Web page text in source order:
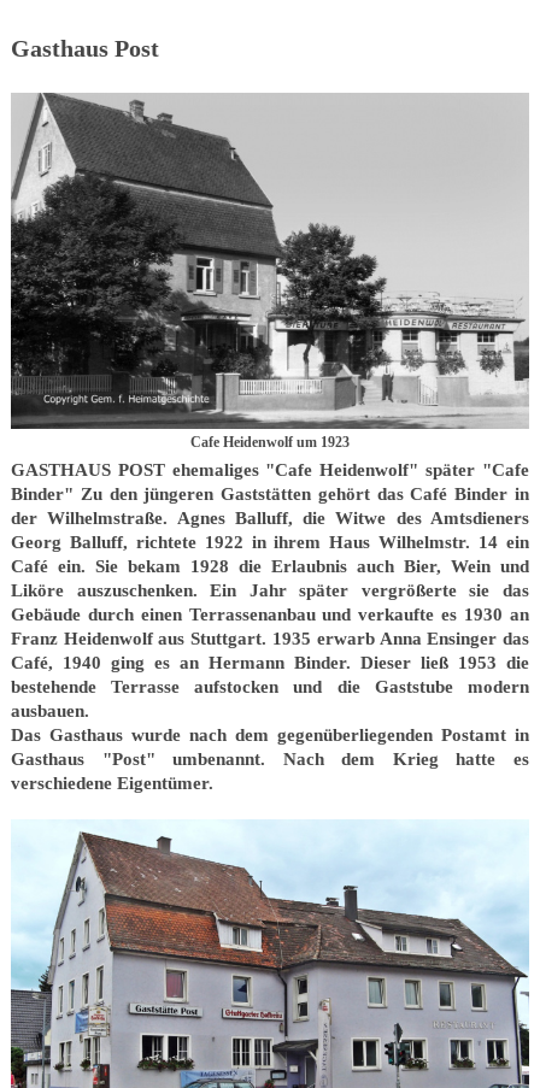
Gasthaus Post
Cafe Heidenwolf um 1923
GASTHAUS POST ehemaliges "Cafe Heidenwolf" später "Cafe
Binder" Zu den jüngeren Gaststätten gehört das Café Binder in
der Wilhelmstraße. Agnes Balluff, die Witwe des Amtsdieners
Georg Balluff, richtete 1922 in ihrem Haus Wilhelmstr. 14 ein
Café ein. Sie bekam 1928 die Erlaubnis auch Bier, Wein und
Liköre auszuschenken. Ein Jahr später vergrößerte sie das
Gebäude durch einen Terrassenanbau und verkaufte es 1930 an
Franz Heidenwolf aus Stuttgart. 1935 erwarb Anna Ensinger das
Café, 1940 ging es an Hermann Binder. Dieser ließ 1953 die
bestehende Terrasse aufstocken und die Gaststube modern
ausbauen.
Das Gasthaus wurde nach dem gegenüberliegenden Postamt in
Gasthaus "Post" umbenannt. Nach dem Krieg hatte es
verschiedene Eigentümer.